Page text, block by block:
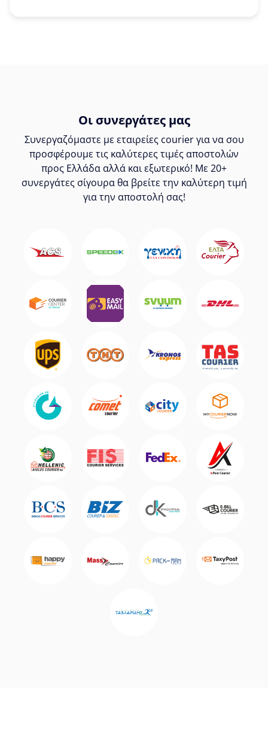
Οι συνεργάτες μας
Συνεργαζόμαστε με εταιρείες courier για να σου
προσφέρουμε τις καλύτερες τιμές αποστολών
προς Ελλάδα αλλά και εξωτερικό! Με 20+
συνεργάτες σίγουρα θα βρείτε την καλύτερη τιμή
για την αποστολή σας!